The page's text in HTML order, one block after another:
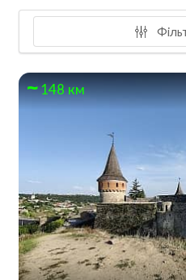
148 км